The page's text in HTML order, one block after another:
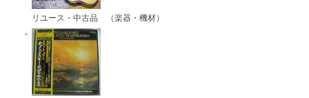
リユース・中古品 （楽器・機材）